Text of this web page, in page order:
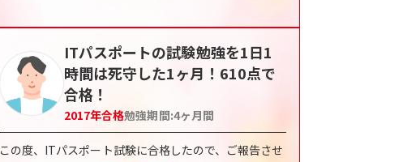
ITパスポートの試験勉強を1日1
時間は死守した1ヶ月！610点で
合格！
2017年合格勉強期間:4ヶ月間
この度、ITパスポート試験に合格したので、ご報告させ